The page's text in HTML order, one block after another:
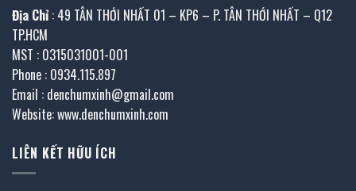
Địa Chỉ : 49 TÂN THỚI NHẤT 01 – KP6 – P. TÂN THỚI NHẤT – Q12
TP.HCM
MST : 0315031001-001
Phone : 0934.115.897
Email : denchumxinh@gmail.com
Website: www.denchumxinh.com
LIÊN KẾT HỮU ÍCH